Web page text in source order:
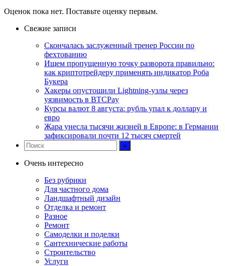
Оценок пока нет. Поставьте оценку первым.
Свежие записи
Скончалась заслуженный тренер России по
фехтованию
Ищем пропущенную точку разворота правильно:
как криптотрейдеру применять индикатор Роба
Букера
Хакеры опустошили Lightning-узлы через
уязвимость в BTCPay
Курсы валют 8 августа: рубль упал к доллару и
евро
Жара унесла тысячи жизней в Европе: в Германии
зафиксировали почти 12 тысяч смертей
Очень интересно
Без рубрики
Для частного дома
Ландшафтный дизайн
Отделка и ремонт
Разное
Ремонт
Самоделки и поделки
Сантехнические работы
Строительство
Услуги